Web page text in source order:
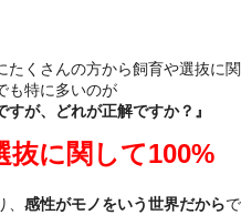
たくさんの方から飼育や選抜に関
も特に多いのが
すが、どれが正解ですか？』
抜に関して100%
感性がモノをいう世界だからで